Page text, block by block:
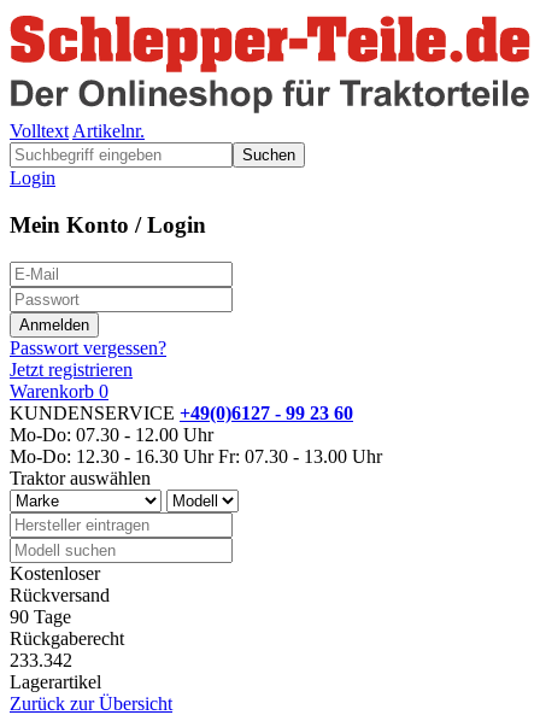
Volltext Artikelnr.
Suchen
Login
Mein Konto / Login
Passwort vergessen?
Jetzt registrieren
Warenkorb 0
KUNDENSERVICE +49(0)6127 - 99 23 60
Mo-Do: 07.30 - 12.00 Uhr
Mo-Do: 12.30 - 16.30 Uhr Fr: 07.30 - 13.00 Uhr
Traktor auswählen
Kostenloser
Rückversand
90 Tage
Rückgaberecht
233.342
Lagerartikel
Zurück zur Übersicht